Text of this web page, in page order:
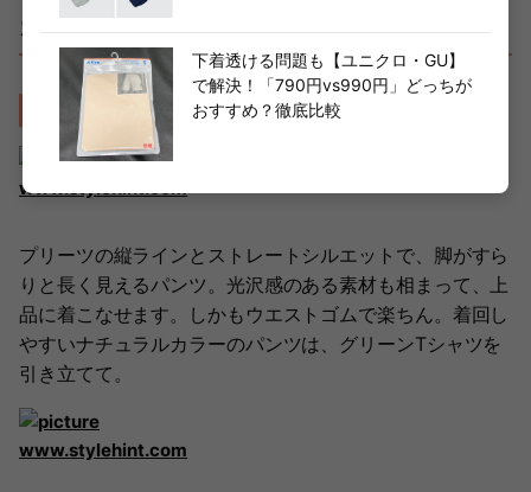
カジュアルでもきれいめ「夏パンツ」
プリーツストレートパンツ / ￥2,990→￥1,990
www.stylehint.com
プリーツの縦ラインとストレートシルエットで、脚がすら
りと長く見えるパンツ。光沢感のある素材も相まって、上
品に着こなせます。しかもウエストゴムで楽ちん。着回し
やすいナチュラルカラーのパンツは、グリーンTシャツを
引き立てて。
www.stylehint.com
下着透ける問題も【ユニクロ・GU】
で解決！「790円vs990円」どっちが
おすすめ？徹底比較